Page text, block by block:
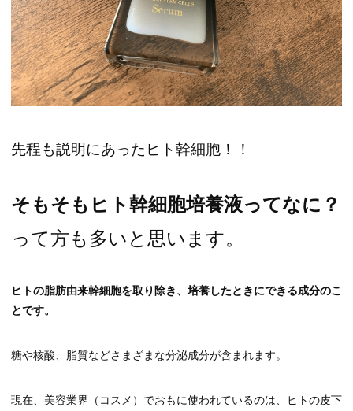
先程も説明にあったヒト幹細胞！！
そもそもヒト幹細胞培養液ってなに？
って方も多いと思います。
ヒトの脂肪由来幹細胞を取り除き、培養したときにできる成分のこ
とです。
糖や核酸、脂質などさまざまな分泌成分が含まれます。
現在、美容業界（コスメ）でおもに使われているのは、ヒトの皮下